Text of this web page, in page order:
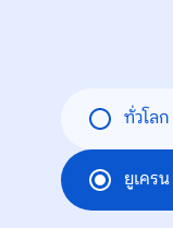
ทั่วโลก
ยูเครน